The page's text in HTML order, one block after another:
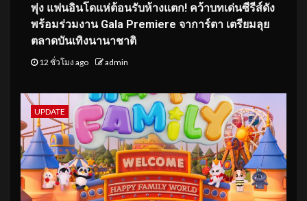
พุ่ง แฟนอินโดแห่ต้อนรับห้างแตก! คว้าบทเด่นซีรีส์ดัง
พร้อมร่วมงาน Gala Premiere จาการ์ตา เตรียมลุย
ตลาดบันเทิงนานาชาติ
12 ชั่วโมง ago admin
UPDATE